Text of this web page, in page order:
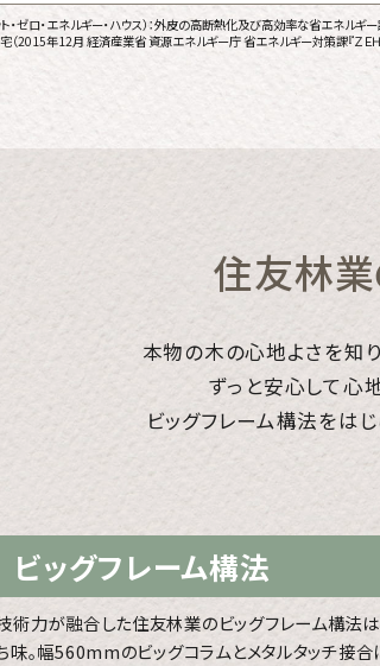
ト・ゼロ・エネルギー・ハウス）：外皮の高断熱化及び高効率な省エネル
（2015年12月 経済産業省 資源エネルギー庁 省エネルギー対策課『ＺＥＨ
住友林
本物の木の心地よさを知り
ずっと安心して心
ビッグフレーム構法をは
ビッグフレーム構法
術力が融合した住友林業のビッグフレーム構法は
味。幅560mmのビッグコラムとメタルタッチ接合